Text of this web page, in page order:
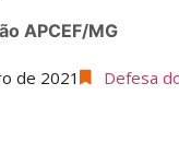
APCEF/MG
de 2021 Defesa